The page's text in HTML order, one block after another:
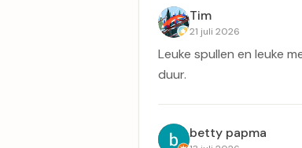
Tim
21 juli 2026
Leuke spullen en leuke
duur.
betty papma